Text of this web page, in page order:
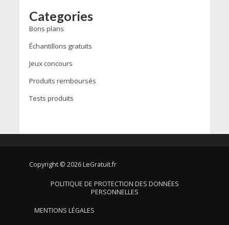
Categories
Bons plans
Échantillons gratuits
Jeux concours
Produits remboursés
Tests produits
Copyright © 2026 LeGratuit.fr
POLITIQUE DE PROTECTION DES DONNÉES
PERSONNELLES
MENTIONS LÉGALES